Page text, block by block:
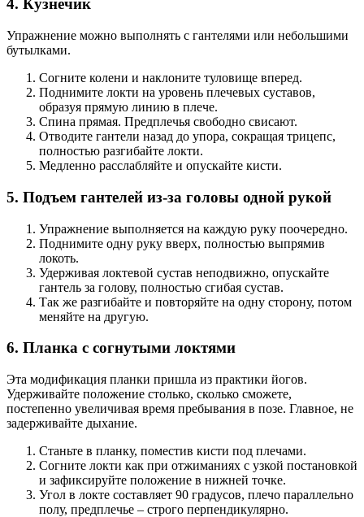
4. Кузнечик
Упражнение можно выполнять с гантелями или небольшими
бутылками.
Согните колени и наклоните туловище вперед.
Поднимите локти на уровень плечевых суставов,
образуя прямую линию в плече.
Спина прямая. Предплечья свободно свисают.
Отводите гантели назад до упора, сокращая трицепс,
полностью разгибайте локти.
Медленно расслабляйте и опускайте кисти.
5. Подъем гантелей из-за головы одной рукой
Упражнение выполняется на каждую руку поочередно.
Поднимите одну руку вверх, полностью выпрямив
локоть.
Удерживая локтевой сустав неподвижно, опускайте
гантель за голову, полностью сгибая сустав.
Так же разгибайте и повторяйте на одну сторону, потом
меняйте на другую.
6. Планка с согнутыми локтями
Эта модификация планки пришла из практики йогов.
Удерживайте положение столько, сколько сможете,
постепенно увеличивая время пребывания в позе. Главное, не
задерживайте дыхание.
Станьте в планку, поместив кисти под плечами.
Согните локти как при отжиманиях с узкой постановкой
и зафиксируйте положение в нижней точке.
Угол в локте составляет 90 градусов, плечо параллельно
полу, предплечье – строго перпендикулярно.